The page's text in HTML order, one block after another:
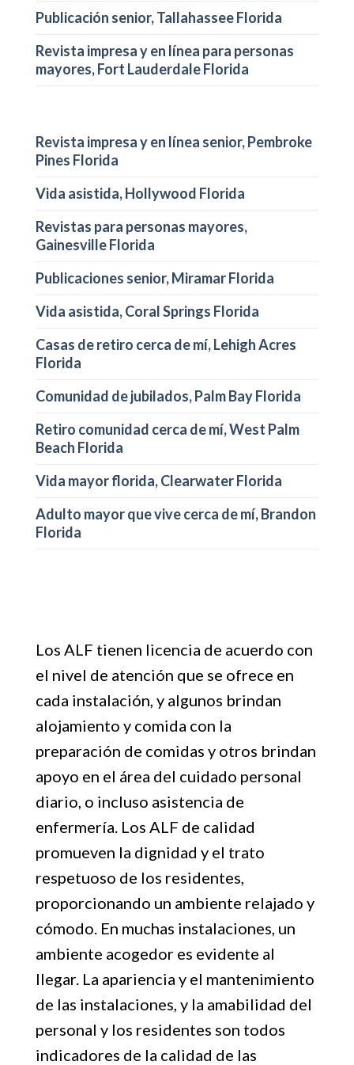
Publicación senior, Tallahassee Florida
Revista impresa y en línea para personas
mayores, Fort Lauderdale Florida
Revista impresa y en línea senior, Pembroke
Pines Florida
Vida asistida, Hollywood Florida
Revistas para personas mayores,
Gainesville Florida
Publicaciones senior, Miramar Florida
Vida asistida, Coral Springs Florida
Casas de retiro cerca de mí, Lehigh Acres
Florida
Comunidad de jubilados, Palm Bay Florida
Retiro comunidad cerca de mí, West Palm
Beach Florida
Vida mayor florida, Clearwater Florida
Adulto mayor que vive cerca de mí, Brandon
Florida
Los ALF tienen licencia de acuerdo con
el nivel de atención que se ofrece en
cada instalación, y algunos brindan
alojamiento y comida con la
preparación de comidas y otros brindan
apoyo en el área del cuidado personal
diario, o incluso asistencia de
enfermería. Los ALF de calidad
promueven la dignidad y el trato
respetuoso de los residentes,
proporcionando un ambiente relajado y
cómodo. En muchas instalaciones, un
ambiente acogedor es evidente al
llegar. La apariencia y el mantenimiento
de las instalaciones, y la amabilidad del
personal y los residentes son todos
indicadores de la calidad de las